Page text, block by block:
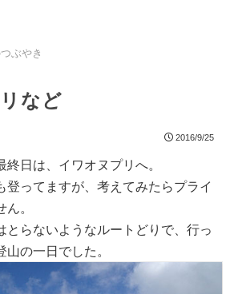
ぶやき
など
2016/9/25
終日は、イワオヌプリへ。
登ってますが、考えてみたらプライ
。
とらないようなルートどりで、行っ
の一日でした。